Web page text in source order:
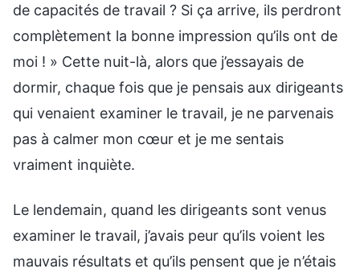
de capacités de travail ? Si ça arrive, ils perdront
complètement la bonne impression qu’ils ont de
moi ! » Cette nuit-là, alors que j’essayais de
dormir, chaque fois que je pensais aux dirigeants
qui venaient examiner le travail, je ne parvenais
pas à calmer mon cœur et je me sentais
vraiment inquiète.
Le lendemain, quand les dirigeants sont venus
examiner le travail, j’avais peur qu’ils voient les
mauvais résultats et qu’ils pensent que je n’étais